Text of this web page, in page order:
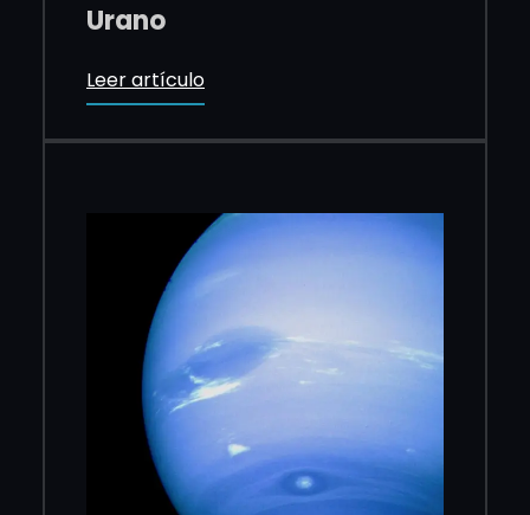
Urano
Leer artículo